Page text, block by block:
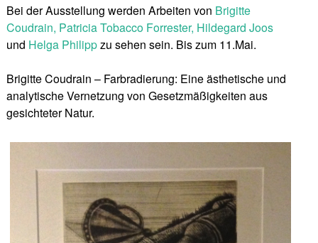
Bei der Ausstellung werden Arbeiten von Brigitte
Coudrain, Patricia Tobacco Forrester, Hildegard Joos
und Helga Philippzu sehen sein. Bis zum 11.Mai.
Brigitte Coudrain – Farbradierung: Eine ästhetische und
analytische Vernetzung von Gesetzmäßigkeiten aus
gesichteter Natur.